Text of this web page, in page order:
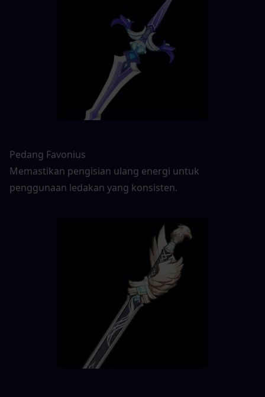
Pedang Favonius
Memastikan pengisian ulang energi untuk
penggunaan ledakan yang konsisten.